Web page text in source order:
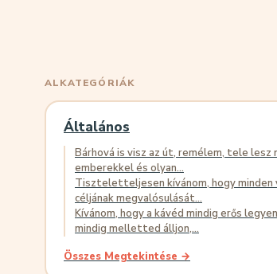
ALKATEGÓRIÁK
Általános
Bárhová is visz az út, remélem, tele lesz
emberekkel és olyan...
Tiszteletteljesen kívánom, hogy minden
céljának megvalósulását...
Kívánom, hogy a kávéd mindig erős
mindig melletted álljon,...
Összes Megtekintése →